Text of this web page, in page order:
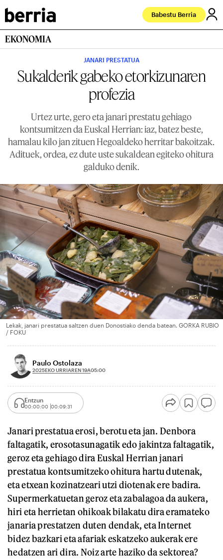
Babestu Berria
EKONOMIA
JANARI PRESTATUA
Sukalderik gabeko etorkizunaren
profezia
Urtez urte, gero eta janari prestatu gehiago
kontsumitzen da Euskal Herrian: iaz, batez beste,
hamalau kilo jan zituen Hegoaldeko herritar bakoitzak.
Adituek, ordea, ez dute uste sukaldean egiteko ohitura
galduko denik.
Lekak, janari prestatua saltzen duen Donostiako denda batean. GORKA RUBIO
/ FOKU
Paulo Ostolaza
2025EKO URRIAREN 19A05:00
Entzun
00:00:00 00:09:31
Janari prestatua erosi, berotu eta jan. Denbora
faltagatik, erosotasunagatik edo jakintza faltagatik,
geroz eta gehiago dira Euskal Herrian janari
prestatua kontsumitzeko ohitura hartu dutenak,
eta etxean kozinatzeari utzi diotenak ere badira.
Supermerkatuetan geroz eta zabalagoa da aukera,
hiri eta herrietan ohikoak bilakatu dira eramateko
janaria prestatzen duten dendak, eta Internet
bidez bazkari eta afariak eskatzeko aukerak ere
hedatzen ari dira. Noiz arte haziko da sektorea?